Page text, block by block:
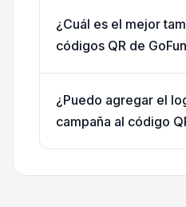
¿Cuál es el mejor
códigos QR de
¿Puedo agregar el
campaña al código